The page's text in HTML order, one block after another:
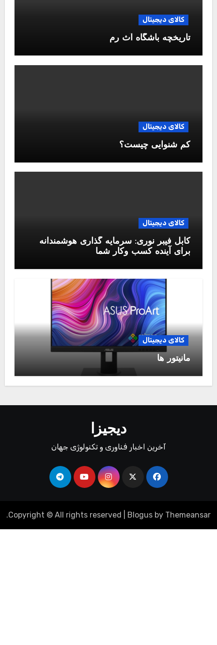
کالای دیجیتال
تاریخچه باشگاه آث رم
کالای دیجیتال
کم شنوایی چیست؟
کالای دیجیتال
کابل فیبر نوری: سرمایه گذاری هوشمندانه
برای آینده کسب وکار شما
کالای دیجیتال
مانیتور ها
دیجیزا
آخرین اخبار فناوری و تکنولوژی جهان
Copyright © All rights reserved Blogus by Themeansar
.